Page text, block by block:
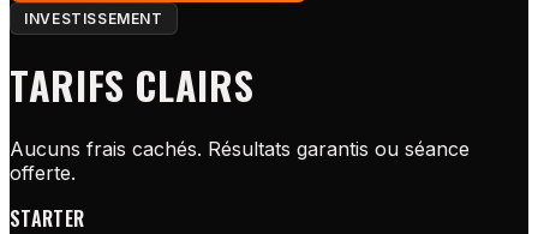
INVESTISSEMENT
TARIFS CLAIRS
Aucuns frais cachés. Résultats garantis ou séance
offerte.
STARTER